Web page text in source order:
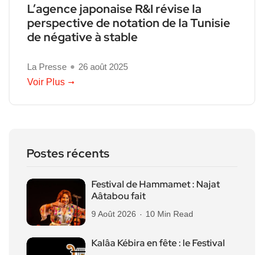
L’agence japonaise R&I révise la
perspective de notation de la Tunisie
de négative à stable
La Presse
26 août 2025
Voir Plus
Postes récents
Festival de Hammamet : Najat
Aâtabou fait
9 Août 2026 10 Min Read
Kalâa Kébira en fête : le Festival